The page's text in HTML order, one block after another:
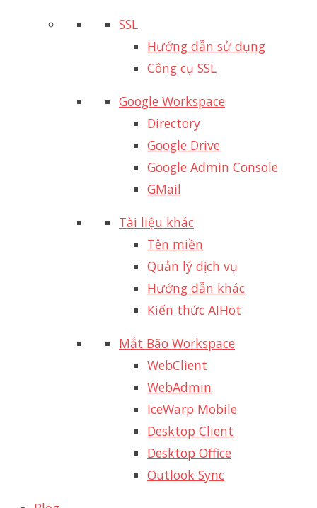
SSL
Hướng dẫn sử dụng
Công cụ SSL
Google Workspace
Directory
Google Drive
Google Admin Console
GMail
Tài liệu khác
Tên miền
Quản lý dịch vụ
Hướng dẫn khác
Kiến thức AIHot
Mắt Bão Workspace
WebClient
WebAdmin
IceWarp Mobile
Desktop Client
Desktop Office
Outlook Sync